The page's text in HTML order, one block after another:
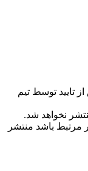
تایید توسط تیم
نخواهد شد.
مرتبط باشد منتشر